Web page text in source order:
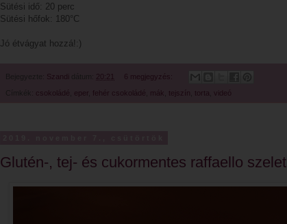
Sütési idő: 20 perc
Sütési hőfok: 180°C
Jó étvágyat hozzá!:)
Bejegyezte: Szandi dátum: 20:21 6 megjegyzés:
Címkék: csokoládé eper fehér csokoládé mák tejszín torta videó
Glutén-, tej- és cukormentes raffaello szelet